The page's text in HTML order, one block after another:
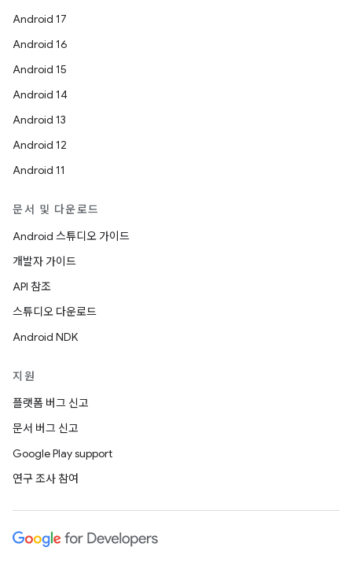
Android 17
Android 16
Android 15
Android 14
Android 13
Android 12
Android 11
문서 및 다운로드
Android 스튜디오 가이드
개발자 가이드
API 참조
스튜디오 다운로드
Android NDK
지원
플랫폼 버그 신고
문서 버그 신고
Google Play support
연구 조사 참여